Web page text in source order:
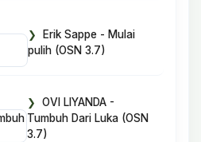
Erik Sappe - Mulai
pulih (OSN 3.7)
OVI LIYANDA -
Tumbuh Dari Luka (OSN
3.7)